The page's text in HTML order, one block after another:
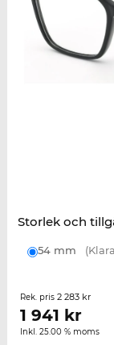
Storlek och
54 mm
Rek. pris 2 283 kr
1 941 kr
Inkl. 25.00 % moms